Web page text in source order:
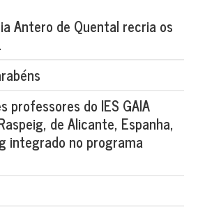
Antero de Quental recria os
professores do IES GAIA
de Alicante, Espanha,
integrado no programa